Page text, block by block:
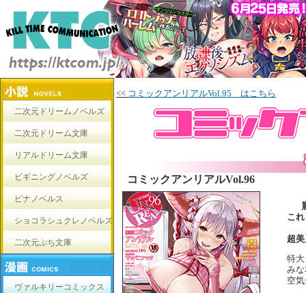
二次元ドリームノベルズ
二次元ドリーム文庫
リアルドリーム文庫
ビギニングノベルズ
ピナノベルス
ショコラシュクレノベルズ
二次元ぷち文庫
ヴァルキリーコミックス
<< コミックアンリアルVol.95 はこちら
コミックアンリアルVol.96
こ
超
特
み
空